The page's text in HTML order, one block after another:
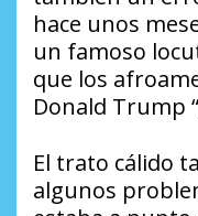
hace unos
un famoso
que los
Donald Trump
El trato cálido
algunos